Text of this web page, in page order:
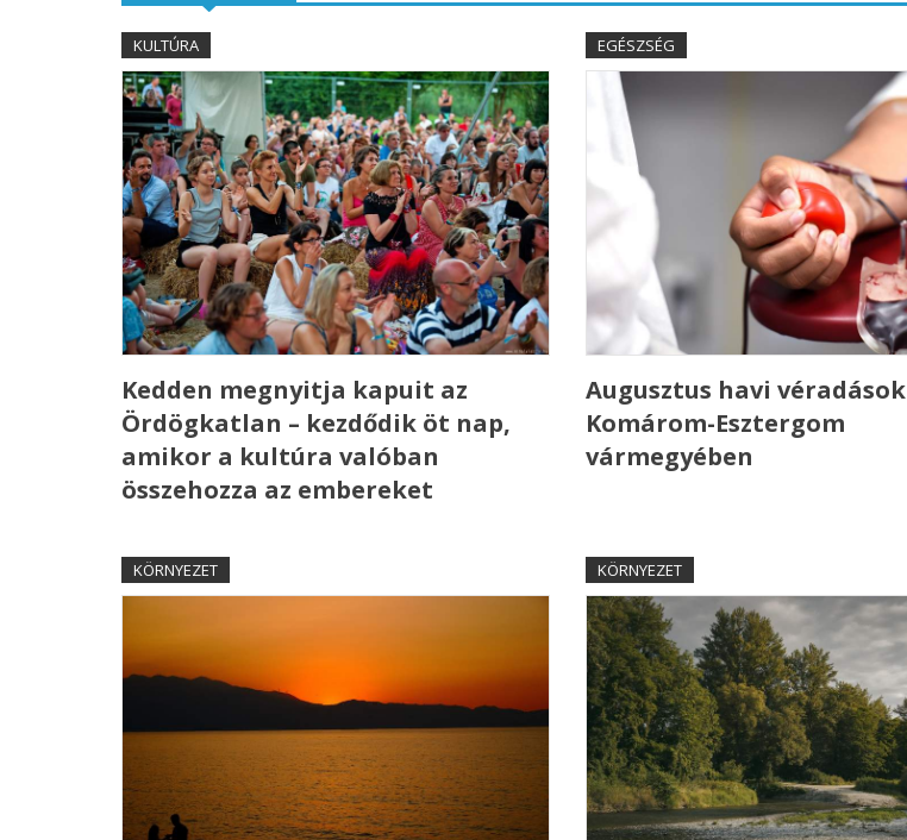
KULTÚRA
Kedden megnyitja kapuit az
Ördögkatlan – kezdődik öt nap,
amikor a kultúra valóban
összehozza az embereket
EGÉSZSÉG
Augusztus havi véradások
Komárom-Esztergom
vármegyében
KÖRNYEZET KÖRNYEZET